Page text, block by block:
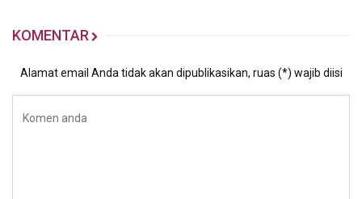
KOMENTAR
Alamat email Anda tidak akan dipublikasikan, ruas (*) wajib diisi